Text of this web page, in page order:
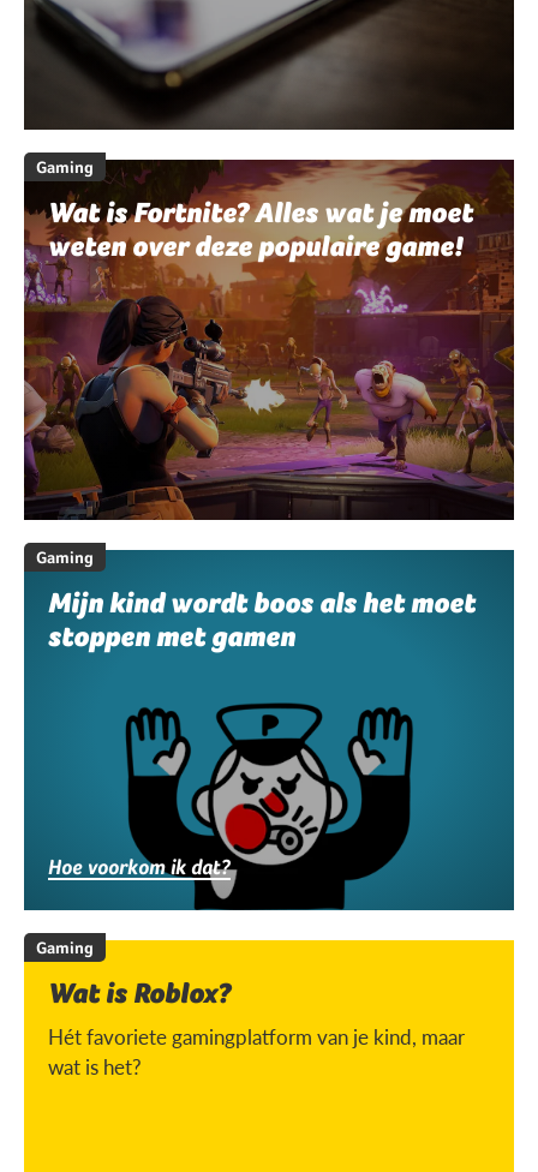
Gaming
Wat is Fortnite? Alles wat je moet
weten over deze populaire game!
Gaming
Mijn kind wordt boos als het moet
stoppen met gamen
Hoe voorkom ik dat?
Gaming
Wat is Roblox?
Hét favoriete gamingplatform van je kind, maar
wat is het?